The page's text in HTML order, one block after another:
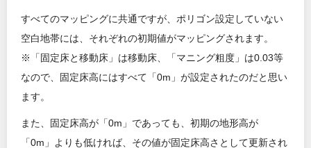
すべてのマッピングに共通ですが、ポリゴン設定していない
空白地帯には、それぞれの初期値がマッピングされます。
※「固定床と移動床」は移動床、「マニング粗度」は0.03等
なので、固定床高にはすべて「0m」が設定されたのだと思い
ます。
また、固定床高が「0m」であっても、初期の地形高が
「0m」よりも低ければ、その値が固定床高さとして更新され